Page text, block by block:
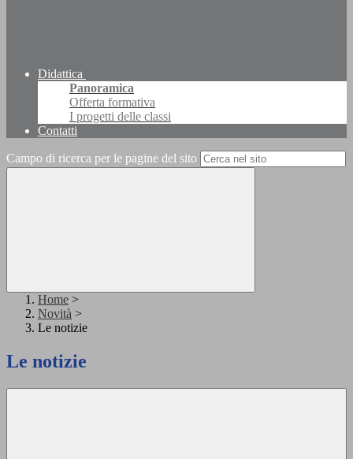
Didattica
Panoramica
Offerta formativa
I progetti delle classi
Contatti
Campo di ricerca per le pagine del sito
Home >
Novità >
Le notizie
Le notizie